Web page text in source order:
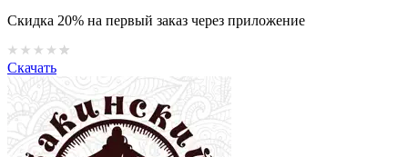
Скидка 20% на первый заказ через приложение
Скачать